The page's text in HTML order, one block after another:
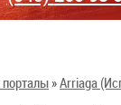
»Arriaga